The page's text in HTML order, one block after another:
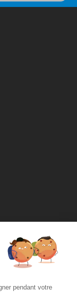
pendant votre